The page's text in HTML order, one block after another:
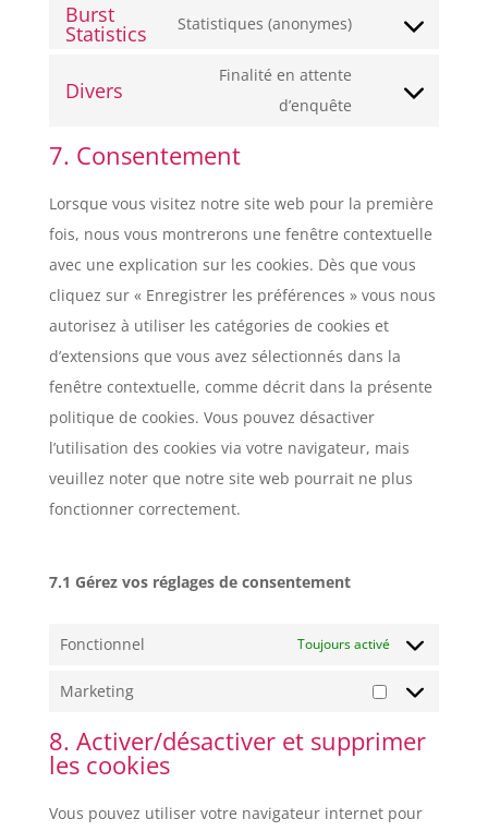
wordpress
Burst
Statistics Statistiques (anonymes)
Consent
service
Divers
Finalité en attente
d’enquête
Consent
divers
7. Consentement
Lorsque vous visitez notre site web pour la première
fois, nous vous montrerons une fenêtre contextuelle
avec une explication sur les cookies. Dès que vous
cliquez sur « Enregistrer les préférences » vous nous
autorisez à utiliser les catégories de cookies et
d’extensions que vous avez sélectionnés dans la
fenêtre contextuelle, comme décrit dans la présente
politique de cookies. Vous pouvez désactiver
l’utilisation des cookies via votre navigateur, mais
veuillez noter que notre site web pourrait ne plus
fonctionner correctement.
7.1 Gérez vos réglages de consentement
Fonctionnel Toujours activé
Marketing
Marketing
8. Activer/désactiver et supprimer
les cookies
Vous pouvez utiliser votre navigateur internet pour